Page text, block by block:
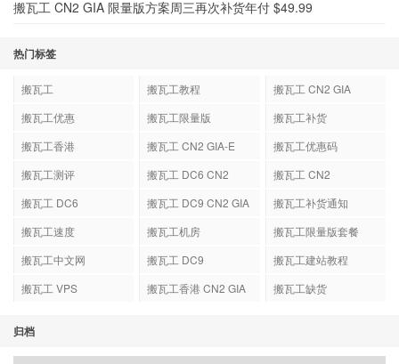
搬瓦工 CN2 GIA 限量版方案周三再次补货年付 $49.99
热门标签
搬瓦工 搬瓦工教程
搬瓦工 CN2 GIA
搬瓦工优惠
搬瓦工限量版
搬瓦工补货
搬瓦工香港
搬瓦工 CN2 GIA-E
搬瓦工优惠码
搬瓦工测评
搬瓦工 DC6 CN2
搬瓦工 CN2
搬瓦工 DC6
搬瓦工 DC9 CN2 GIA
搬瓦工补货通知
搬瓦工速度
搬瓦工机房
搬瓦工限量版套餐
搬瓦工中文网
搬瓦工 DC9
搬瓦工建站教程
搬瓦工 VPS
搬瓦工香港 CN2 GIA 搬瓦工缺货
归档